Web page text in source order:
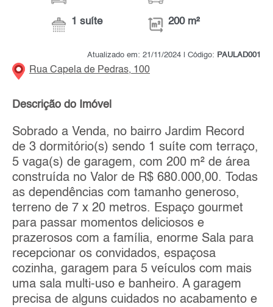
1 suíte 200 m²
Atualizado em: 21/11/2024 | Código: PAULAD001
Rua Capela de Pedras, 100
Descrição do Imóvel
Sobrado a Venda, no bairro Jardim Record
de 3 dormitório(s) sendo 1 suíte com terraço,
5 vaga(s) de garagem, com 200 m² de área
construída no Valor de R$ 680.000,00. Todas
as dependências com tamanho generoso,
terreno de 7 x 20 metros. Espaço gourmet
para passar momentos deliciosos e
prazerosos com a família, enorme Sala para
recepcionar os convidados, espaçosa
cozinha, garagem para 5 veículos com mais
uma sala multi-uso e banheiro. A garagem
precisa de alguns cuidados no acabamento e